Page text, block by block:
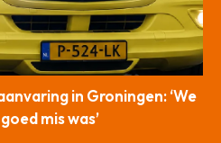
in Groningen: ‘We
mis was’